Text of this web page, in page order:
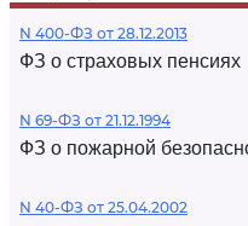
N 400-ФЗ от 28.12.2013
ФЗ о страховых пенсиях
N 69-ФЗ от 21.12.1994
ФЗ о пожарной
N 40-ФЗ от 25.04.2002